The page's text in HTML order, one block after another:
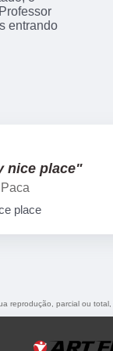
entrando
nice place"
place
reprodução, parcial ou